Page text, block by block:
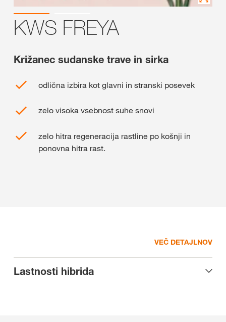
KWS FREYA
Križanec sudanske trave in sirka
odlična izbira kot glavni in stranski posevek
zelo visoka vsebnost suhe snovi
zelo hitra regeneracija rastline po košnji in
ponovna hitra rast.
VEČ DETAJLNOV
Lastnosti hibrida